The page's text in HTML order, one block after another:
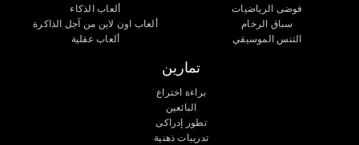
فوضى الرياضيات
سباق الرخام
التنس الموسيقي
ألعاب الذكاء
ألعاب اون لاين من آجل الذاكرة
ألعاب عقلية
تمارين
براءة اختراع
البائعين
تطور إدراكى
تدريبات ذهنية